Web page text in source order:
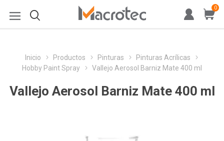
0
Inicio Productos Pinturas
Pinturas Acrílicas
Hobby Paint Spray
Vallejo Aerosol Barniz Mate 400 ml
Vallejo Aerosol Barniz Mate 400 ml